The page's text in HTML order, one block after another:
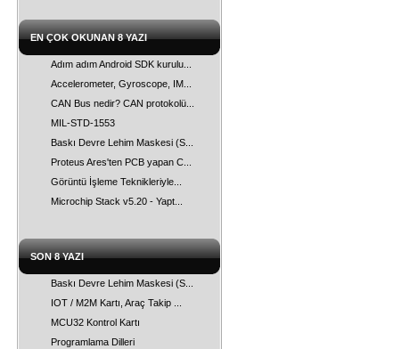
EN ÇOK OKUNAN 8 YAZI
Adım adım Android SDK kurulu...
Accelerometer, Gyroscope, IM...
CAN Bus nedir? CAN protokolü...
MIL-STD-1553
Baskı Devre Lehim Maskesi (S...
Proteus Ares'ten PCB yapan C...
Görüntü İşleme Teknikleriyle...
Microchip Stack v5.20 - Yapt...
SON 8 YAZI
Baskı Devre Lehim Maskesi (S...
IOT / M2M Kartı, Araç Takip ...
MCU32 Kontrol Kartı
Programlama Dilleri